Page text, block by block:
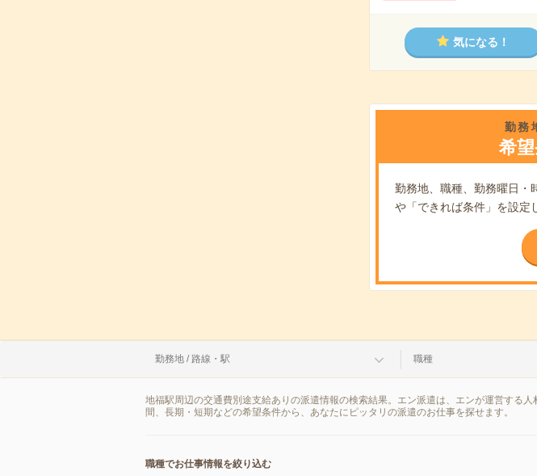
気になる！
勤務
希
勤務地、職種、勤務曜日・
や「できれば条件」を設定
勤務地 / 路線・駅 職種
地福駅周辺の交通費別途支給ありの派遣情報の検索結果。エン派遣は、エンが運営する
間、長期・短期などの希望条件から、あなたにピッタリの派遣のお仕事を探せます。
職種でお仕事情報を絞り込む